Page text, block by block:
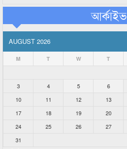
আর্কাইভ
AUGUST 2026
M T W T
3
4 5 6
10
11 12 13
17
18 19 20
24
25 26 27
31